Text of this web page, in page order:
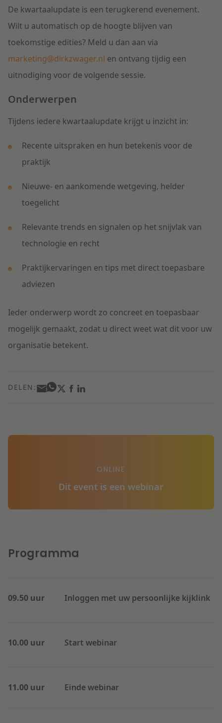
De kwartaalupdate is een terugkerend evenement.
Wilt u automatisch op de hoogte blijven van
toekomstige edities? Meld u dan aan via
marketing@dirkzwager.nl en ontvang tijdig een
uitnodiging voor de volgende sessie.
DELEN:
Onderwerpen
Tijdens iedere kwartaalupdate krijgt u inzicht in:
Recente uitspraken en hun betekenis voor de
praktijk
Nieuwe- en aankomende wetgeving, helder
toegelicht
Relevante trends en signalen op het snijvlak van
technologie en recht
Praktijkervaringen en tips met direct toepasbare
adviezen
Ieder onderwerp wordt zo concreet en toepasbaar
mogelijk gemaakt, zodat u direct weet wat dit voor uw
organisatie betekent.
ONLINE
Dit event is een webinar
Programma
09.50 uur Inloggen met uw persoonlijke kijklink
10.00 uur Start webinar
11.00 uur Einde webinar